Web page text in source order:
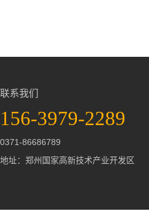
联系我们
156-3979-2289
0371-86686789
地址：郑州国家高新技术产业开发区